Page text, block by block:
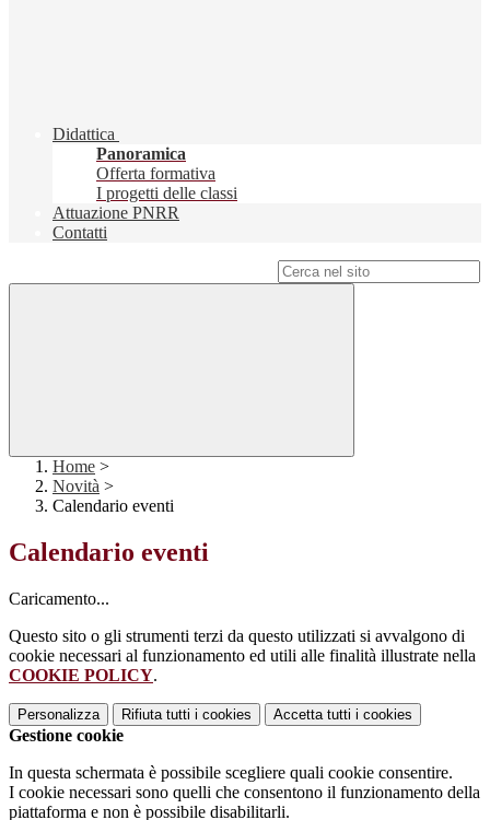
Didattica
Panoramica
Offerta formativa
I progetti delle classi
Attuazione PNRR
Contatti
Home >
Novità >
Calendario eventi
Calendario eventi
Caricamento...
Questo sito o gli strumenti terzi da questo utilizzati si avvalgono di
cookie necessari al funzionamento ed utili alle finalità illustrate nella
COOKIE POLICY.
Personalizza Rifiuta tutti i cookies Accetta tutti i cookies
Gestione cookie
In questa schermata è possibile scegliere quali cookie consentire.
I cookie necessari sono quelli che consentono il funzionamento della
piattaforma e non è possibile disabilitarli.